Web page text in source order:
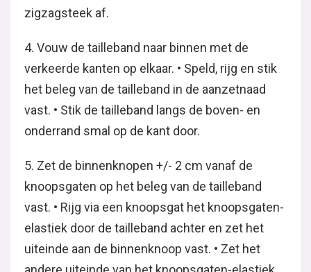
zigzagsteek af.
4. Vouw de tailleband naar binnen met de
verkeerde kanten op elkaar. • Speld, rijg en stik
het beleg van de tailleband in de aanzetnaad
vast. • Stik de tailleband langs de boven- en
onderrand smal op de kant door.
5. Zet de binnenknopen +/- 2 cm vanaf de
knoopsgaten op het beleg van de tailleband
vast. • Rijg via een knoopsgat het knoopsgaten-
elastiek door de tailleband achter en zet het
uiteinde aan de binnenknoop vast. • Zet het